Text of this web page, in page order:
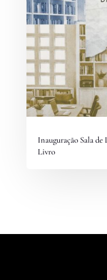
Inauguração Sala
Livro